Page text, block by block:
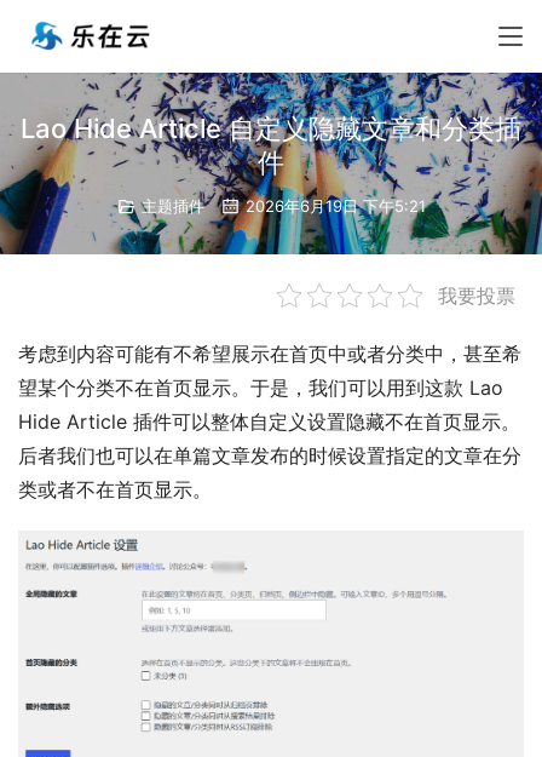
Lao Hide Article 自定义隐藏文章和分类插
件
主题插件 2026年6月19日 下午5:21
我要投票
考虑到内容可能有不希望展示在首页中或者分类中，甚至希
望某个分类不在首页显示。于是，我们可以用到这款 Lao
Hide Article 插件可以整体自定义设置隐藏不在首页显示。
后者我们也可以在单篇文章发布的时候设置指定的文章在分
类或者不在首页显示。